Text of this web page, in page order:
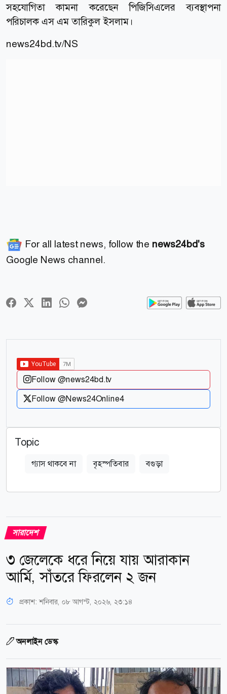
সহযোগিতা কামনা করেছেন পিজিসিএলের ব্যবস্থাপনা
পরিচালক এস এম তারিকুল ইসলাম।
news24bd.tv/NS
For all latest news, follow the news24bd's
Google News channel.
Follow @news24bd.tv
Follow @News24Online4
Topic
গ্যাস থাকবে না বৃহস্পতিবার বগুড়া
সারাদেশ
৩ জেলেকে ধরে নিয়ে যায় আরাকান
আর্মি, সাঁতরে ফিরলেন ২ জন
প্রকাশ:শনিবার, ০৮ আগস্ট, ২০২৬, ২৩:১৪
অনলাইন ডেস্ক